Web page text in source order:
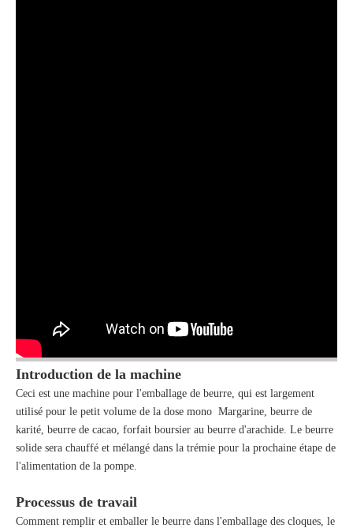
Introduction de la machine
Ceci est une machine pour l'emballage de beurre, qui est largement
utilisé pour le petit volume de la dose mono Margarine, beurre de
karité, beurre de cacao, forfait boursier au beurre d'arachide. Le beurre
solide sera chauffé et mélangé dans la trémie pour la prochaine étape de
l'alimentation de la pompe.
Processus de travail
Comment remplir et emballer le beurre dans l'emballage des cloques, le